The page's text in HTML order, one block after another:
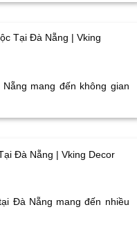
Tại Đà Nẵng | Vking
mang đến không gian
Đà Nẵng | Vking Decor
Đà Nẵng mang đến nhiều